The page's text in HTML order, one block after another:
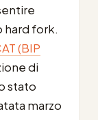
hard fork.
(BIP
di
stato
marzo